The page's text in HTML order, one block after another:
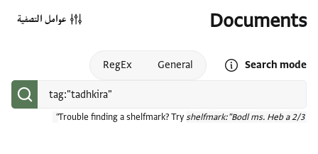
Documents
Search mode
Open search mode help
General
RegEx
Trouble finding a shelfmark? Try shelfmark:"Bodl ms. Heb a 2/3"
عوامل التصفية